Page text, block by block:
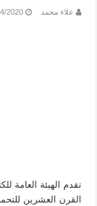
علاء محمد 2020
تقدم الهيئة العامة
القرن العشرين